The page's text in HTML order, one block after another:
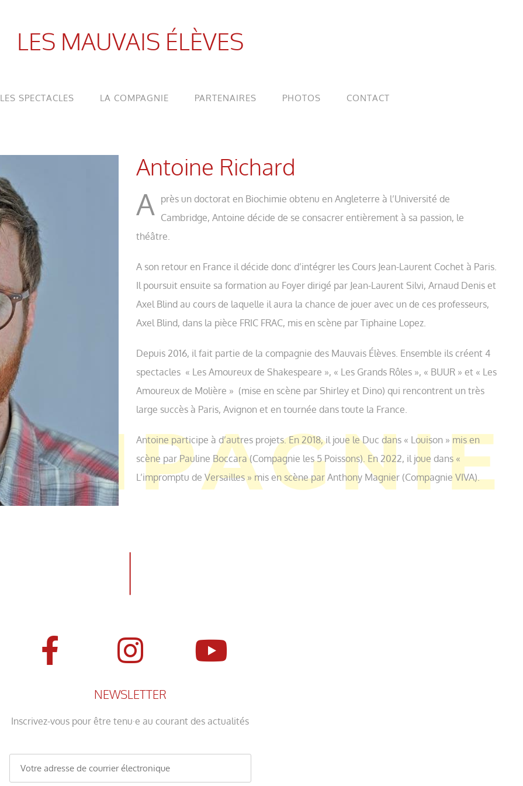
LES MAUVAIS ÉLÈVES
LES SPECTACLES LA COMPAGNIE PARTENAIRES PHOTOS CONTACT
Antoine Richard
A près un doctorat en Biochimie obtenu en Angleterre à l’Université de
Cambridge, Antoine décide de se consacrer entièrement à sa passion, le
théâtre.
A son retour en France il décide donc d’intégrer les Cours Jean-Laurent Cochet à Paris.
Il poursuit ensuite sa formation au Foyer dirigé par Jean-Laurent Silvi, Arnaud Denis et
Axel Blind au cours de laquelle il aura la chance de jouer avec un de ces professeurs,
Axel Blind, dans la pièce FRIC FRAC, mis en scène par Tiphaine Lopez.
Depuis 2016, il fait partie de la compagnie des Mauvais Élèves. Ensemble ils créent 4
spectacles « Les Amoureux de Shakespeare », « Les Grands Rôles », « BUUR » et « Les
Amoureux de Molière » (mise en scène par Shirley et Dino) qui rencontrent un très
large succès à Paris, Avignon et en tournée dans toute la France.
Antoine participe à d’autres projets. En 2018, il joue le Duc dans « Louison » mis en
scène par Pauline Boccara (Compagnie les 5 Poissons). En 2022, il joue dans «
L’impromptu de Versailles » mis en scène par Anthony Magnier (Compagnie VIVA).
NEWSLETTER
Inscrivez-vous pour être tenu·e au courant des actualités